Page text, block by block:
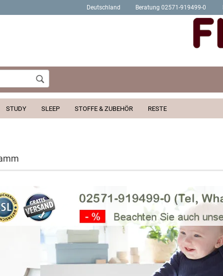
Deutschland Beratung 02571-919499-0
STUDY SLEEP STOFFE & ZUBEHÖR RESTE